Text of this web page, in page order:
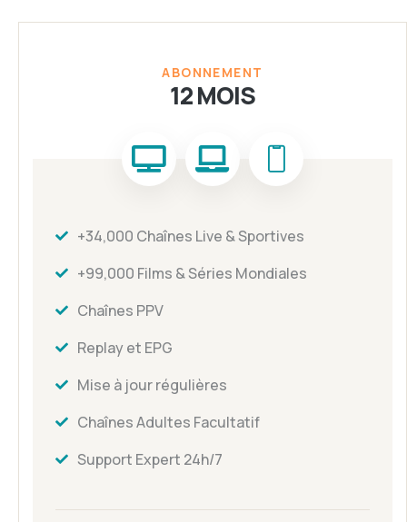
ABONNEMENT
12 MOIS
+34,000 Chaînes Live & Sportives
+99,000 Films & Séries Mondiales
Chaînes PPV
Replay et EPG
Mise à jour régulières
Chaînes Adultes Facultatif
Support Expert 24h/7